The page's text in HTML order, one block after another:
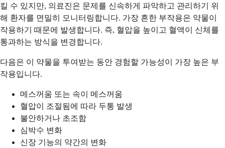
킬 수 있지만, 의료진은 문제를 신속하게 파악하고 관리하기 위
해 환자를 면밀히 모니터링합니다. 가장 흔한 부작용은 약물이
작용하기 때문에 발생합니다. 즉, 혈압을 높이고 혈액이 신체를
통과하는 방식을 변경합니다.
다음은 이 약물을 투여받는 동안 경험할 가능성이 가장 높은 부
작용입니다.
메스꺼움 또는 속이 메스꺼움
혈압이 조절됨에 따라 두통 발생
불안하거나 초조함
심박수 변화
신장 기능의 약간의 변화